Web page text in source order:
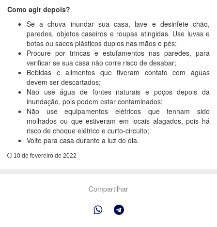
Como agir depois?
Se a chuva inundar sua casa, lave e desinfete chão,
paredes, objetos caseiros e roupas atingidas. Use luvas e
botas ou sacos plásticos duplos nas mãos e pés;
Procure por trincas e estufamentos nas paredes, para
verificar se sua casa não corre risco de desabar;
Bebidas e alimentos que tiveram contato com águas
devem ser descartados;
Não use água de fontes naturais e poços depois da
inundação, pois podem estar contaminados;
Não use equipamentos elétricos que tenham sido
molhados ou que estiveram em locais alagados, pois há
risco de choque elétrico e curto-circuito;
Volte para casa durante a luz do dia.
10 de fevereiro de 2022
Compartilhar